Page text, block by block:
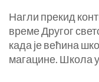
Нагли прекид
време Другог
када је већина
магацине. Школа